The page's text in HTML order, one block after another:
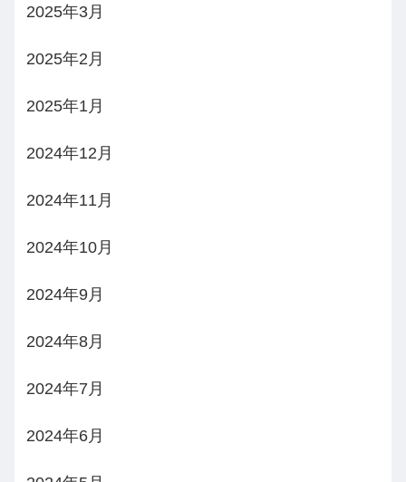
2025年3月
2025年2月
2025年1月
2024年12月
2024年11月
2024年10月
2024年9月
2024年8月
2024年7月
2024年6月